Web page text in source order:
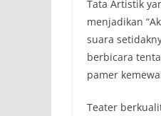
Tata Artistik
menjadikan
suara
berbicara
pamer
Teater